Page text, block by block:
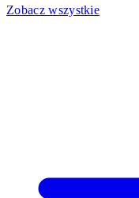
Zobacz wszystkie